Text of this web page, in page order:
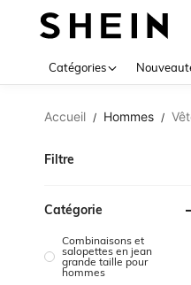
Catégories
Accueil / Hommes /
Filtre
Catégorie
Combinaisons et
salopettes en jean
grande taille pour
hommes